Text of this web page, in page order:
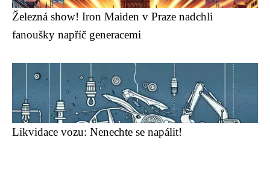
Železná show! Iron Maiden v Praze nadchli
fanoušky napříč generacemi
Likvidace vozu: Nenechte se napálit!